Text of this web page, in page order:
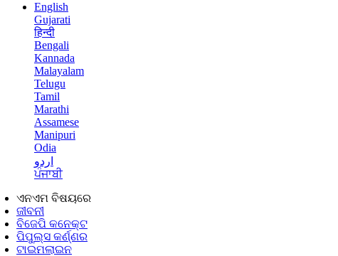
English
Gujarati
हिन्दी
Bengali
Kannada
Malayalam
Telugu
Tamil
Marathi
Assamese
Manipuri
Odia
اردو
ਪੰਜਾਬੀ
ଏନଏମ ବିଷୟରେ
ଜୀବନୀ
ବିଜେପି କନେକ୍ଟ
ପିପୁଲ୍ସ କର୍ଣ୍ଣର
ଟାଇମଲାଇନ